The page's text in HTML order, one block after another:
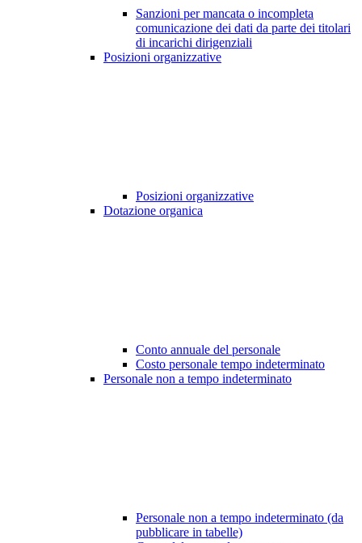
Sanzioni per mancata o incompleta
comunicazione dei dati da parte dei titolari
di incarichi dirigenziali
Posizioni organizzative
Posizioni organizzative
Dotazione organica
Conto annuale del personale
Costo personale tempo indeterminato
Personale non a tempo indeterminato
Personale non a tempo indeterminato (da
pubblicare in tabelle)